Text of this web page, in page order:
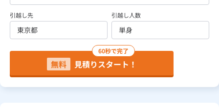
総合TOP 業務用・産業用のお客さま 企業情報
プライバシーポリシー
引越し先 引越し人数
60秒で完了
無料 見積りスタート！